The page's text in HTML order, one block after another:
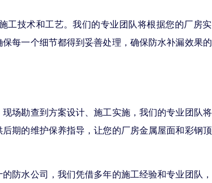
工技术和工艺。我们的专业团队将根据您的厂房
每一个细节都得到妥善处理，确保防水补漏效果
场勘查到方案设计、施工实施，我们的专业团队
期的维护保养指导，让您的厂房金属屋面和彩钢
防水公司，我们凭借多年的施工经验和专业团队